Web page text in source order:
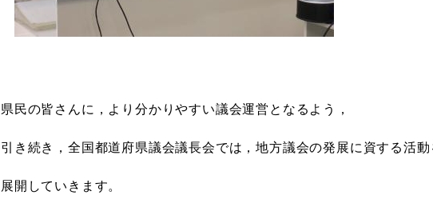
県民の皆さんに，より分かりやすい議会運営となるよう，
引き続き，全国都道府県議会議長会では，地方議会の発展に資する活
展開していきます。